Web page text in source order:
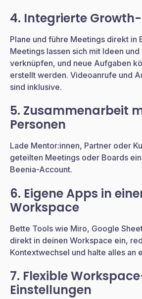
4. Integrierte
Plane und führe Meetings direkt in
Meetings lassen sich mit Ideen
verknüpfen, und neue Aufgaben
erstellt werden. Videoanrufe und
sind inklusive.
5. Zusammenarbeit
Personen
Lade Mentor:innen, Partner oder
geteilten Meetings oder Boards
Beenia-Account.
6. Eigene Apps in
Workspace
Bette Tools wie Miro, Google
direkt in deinen Workspace ein,
Kontextwechsel und halte alles an
7. Flexible
Einstellungen